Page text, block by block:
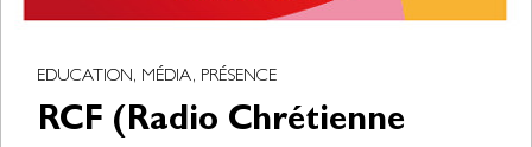
EDUCATION, MÉDIA, PRÉSENCE
RCF (Radio Chrétienne